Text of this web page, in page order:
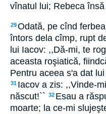
vînatul lui; Rebeca
29Odată, pe cînd
întors dela cîmp, rupt
lui Iacov: ,,Dă-mi, te
aceasta roşiatică,
Pentru aceea s'a dat
31 Iacov a zis: ,,Vinde-
născut!`` 32 Esau a
moarte; la ce-mi